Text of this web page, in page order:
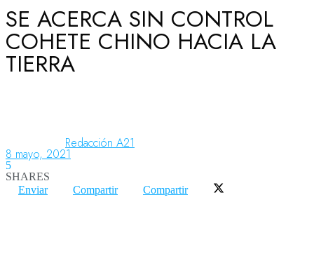
Aerolíneas
Aeropuertos
Columnistas
SE ACERCA SIN CONTROL
COHETE CHINO HACIA LA
TIERRA
Redacción A21
8 mayo, 2021
5
SHARES
Enviar
Compartir Compartir